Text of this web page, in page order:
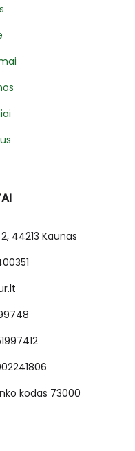
44213 Kaunas
kodas 73000